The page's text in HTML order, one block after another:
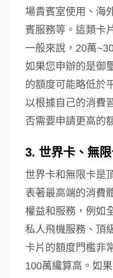
場貴賓室使用、海
賓服務等。這類卡
一般來說，20萬
如果您申辦的是御
的額度可能略低於
以根據自己的消費
否需要申請更高的
3. 世界卡、無
世界卡和無限卡是
表著最高端的消費
權益和服務，例如
私人飛機服務、頂
卡片的額度門檻非
100萬纔算高。如